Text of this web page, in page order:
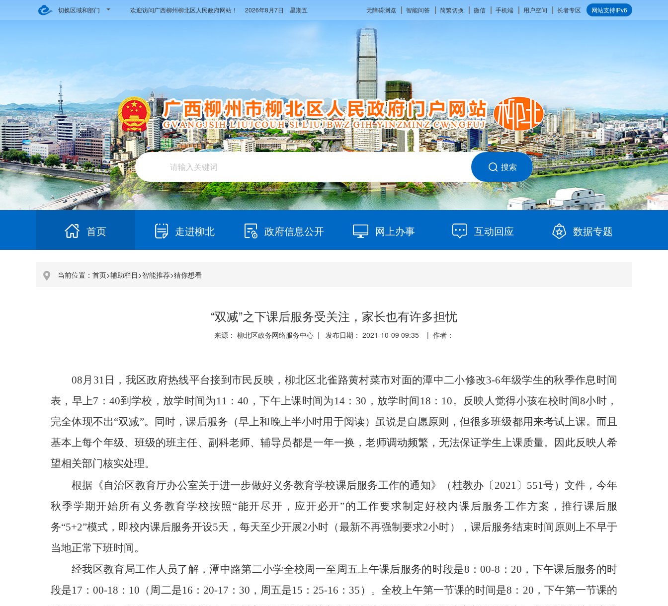
切换区域和部门 无障碍浏览 智能问答 简繁切换 微信 手机端 用户空间 长者专区 网站支持IPv6
欢迎访问广西柳州柳北区人民政府网站！ 2026年8月7日 星期五
搜索
首页 走进柳北 政府信息公开 网上办事 互动回应 数据专题
当前位置： 首页>辅助栏目>智能推荐>猜你想看
“双减”之下课后服务受关注，家长也有许多担忧
来源： 柳北区政务网络服务中心 | 发布日期： 2021-10-09 09:35 | 作者：
08月31日，我区政府热线平台接到市民反映，柳北区北雀路黄村菜市对面的潭中二小修改3-6年级学生的秋季作息时间
表，早上7：40到学校，放学时间为11：40，下午上课时间为14：30，放学时间18：10。反映人觉得小孩在校时间8小时，
完全体现不出“双减”。同时，课后服务（早上和晚上半小时用于阅读）虽说是自愿原则，但很多班级都用来考试上课。而且
基本上每个年级、班级的班主任、副科老师、辅导员都是一年一换，老师调动频繁，无法保证学生上课质量。因此反映人希
望相关部门核实处理。
根据《自治区教育厅办公室关于进一步做好义务教育学校课后服务工作的通知》（桂教办〔 2021〕551号）文件，今年
秋季学期开始所有义务教育学校按照“能开尽开，应开必开”的工作要求制定好校内课后服务工作方案，推行课后服
务“5+2”模式，即校内课后服务开设5天，每天至少开展2小时（最新不再强制要求2小时），课后服务结束时间原则上不早于
当地正常下班时间。
经我区教育局工作人员了解，潭中路第二小学全校周一至周五上午课后服务的时段是8：00-8：20，下午课后服务的时
段是17：00-18：10（周二是16：20-17：30，周五是15：25-16：35）。全校上午第一节课的时间是8：20，下午第一节课的